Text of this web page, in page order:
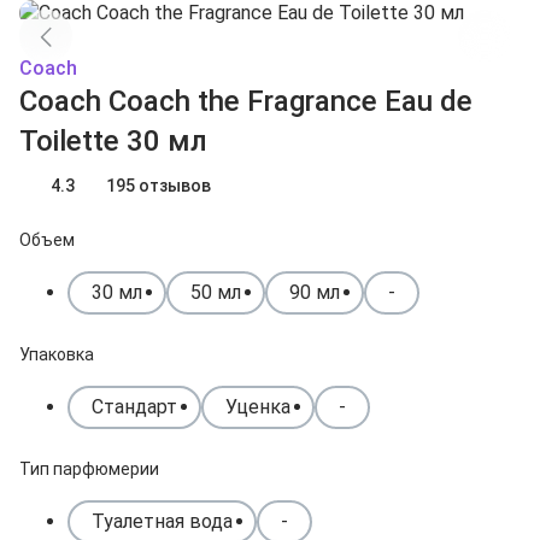
Coach
Coach Coach the Fragrance Eau de
Toilette 30 мл
4.3 195 отзывов
Объем
30 мл 50 мл 90 мл -
Упаковка
Стандарт Уценка -
Тип парфюмерии
Туалетная вода -